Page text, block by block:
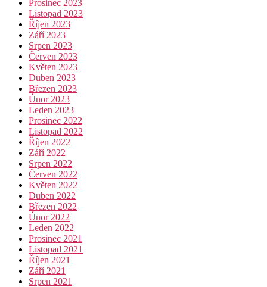
Prosinec 2023
Listopad 2023
Říjen 2023
Září 2023
Srpen 2023
Červen 2023
Květen 2023
Duben 2023
Březen 2023
Únor 2023
Leden 2023
Prosinec 2022
Listopad 2022
Říjen 2022
Září 2022
Srpen 2022
Červen 2022
Květen 2022
Duben 2022
Březen 2022
Únor 2022
Leden 2022
Prosinec 2021
Listopad 2021
Říjen 2021
Září 2021
Srpen 2021